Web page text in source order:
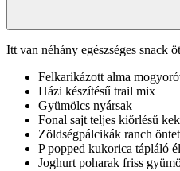
Itt van néhány egészséges snack
Felkarikázott alma
Házi készítésű trail mix
Gyümölcs nyársak
Fonal sajt teljes kiőrlésű
Zöldségpálcikák ranch
P popped kukorica tápláló
Joghurt poharak friss